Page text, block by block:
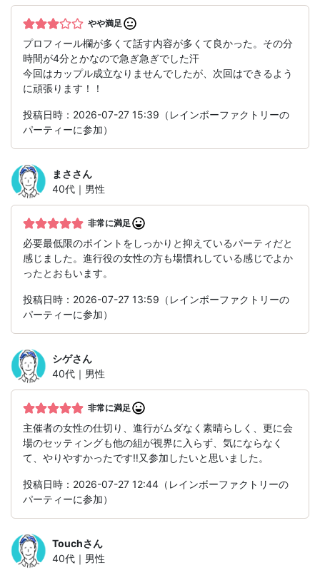
やや満足
プロフィール欄が多くて話す内容が多くて良かった。その分
時間が4分とかなので急ぎ急ぎでした汗
今回はカップル成立なりませんでしたが、次回はできるよう
に頑張ります！！
投稿日時：2026-07-27 15:39（レインボーファクトリーの
パーティーに参加）
まささん
40代｜男性
非常に満足
必要最低限のポイントをしっかりと抑えているパーティだと
感じました。進行役の女性の方も場慣れしている感じでよか
ったとおもいます。
投稿日時：2026-07-27 13:59（レインボーファクトリーの
パーティーに参加）
シゲさん
40代｜男性
非常に満足
主催者の女性の仕切り、進行がムダなく素晴らしく、更に会
場のセッティングも他の組が視界に入らず、気にならなく
て、やりやすかったです‼️又参加したいと思いました。
投稿日時：2026-07-27 12:44（レインボーファクトリーの
パーティーに参加）
Touchさん
40代｜男性